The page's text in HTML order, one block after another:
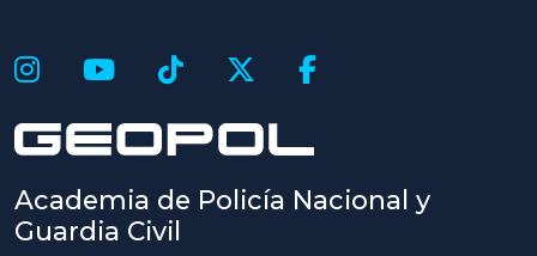
Academia de Policía Nacional y
Guardia Civil